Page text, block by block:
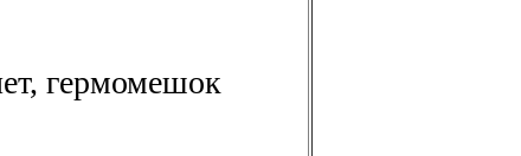
гермомешок